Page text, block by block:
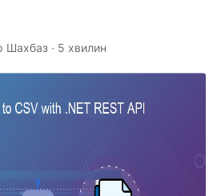
Шахбаз · 5 хвилин